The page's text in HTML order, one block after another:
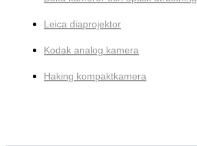
Leica diaprojektor
Kodak analog kamera
Haking kompaktkamera